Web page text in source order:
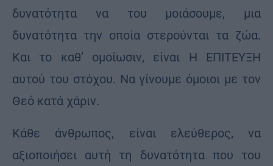
δυνατότητα να του μοιάσουμε, μια
δυνατότητα την οποία στερούνται τα ζώα.
Και το καθ’ ομοίωσιν, είναι Η ΕΠΙΤΕΥΞΗ
αυτού του στόχου. Να γίνουμε όμοιοι με τον
Θεό κατά χάριν.
Κάθε άνθρωπος, είναι ελεύθερος, να
αξιοποιήσει αυτή τη δυνατότητα που του